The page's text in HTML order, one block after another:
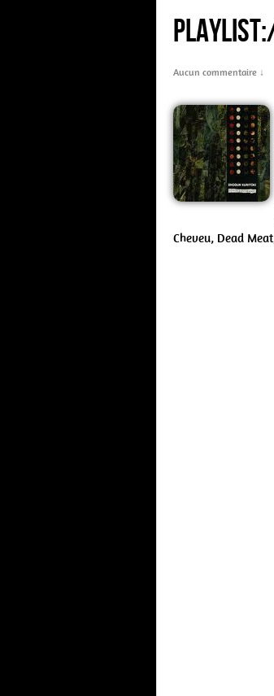
Aucun commentaire ↓
Cheveu, Dead